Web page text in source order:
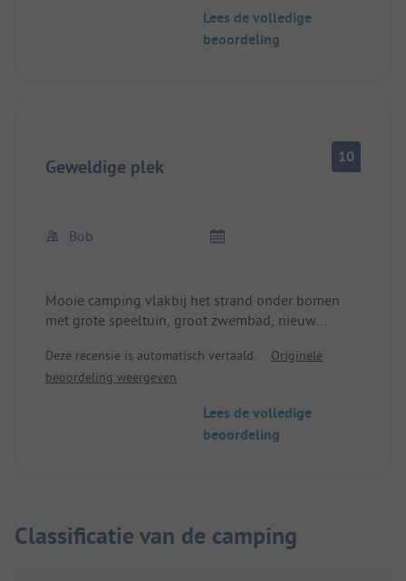
Lees de volledige
beoordeling
Geweldige plek 10
Bob
Mooie camping vlakbij het strand onder bomen
met grote speeltuin, groot zwembad, nieuw
verkrijgbaar in de winkel.
Deze recensie is automatisch vertaald.
Originele
beoordeling weergeven
Lees de volledige
beoordeling
Classificatie van de camping